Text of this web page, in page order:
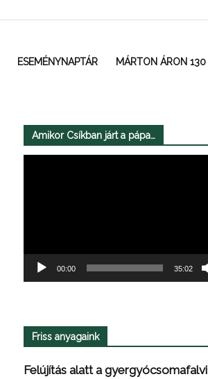
ESEMÉNYNAPTÁR MÁRTON ÁRON 130
Amikor Csíkban járt a pápa…
00:00 35:02
Friss anyagaink
Felújítás alatt a gyergyócsomafalvi